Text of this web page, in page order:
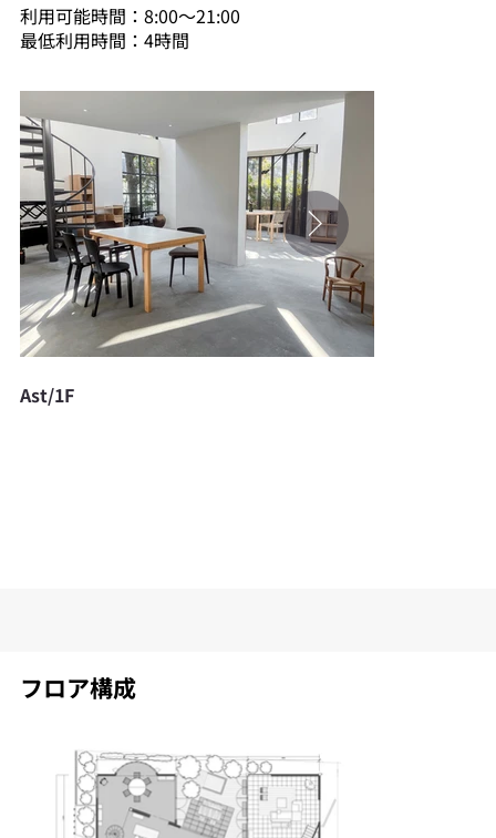
利用可能時間：8:00～21:00
最低利用時間：4時間
Ast/1F
フロア構成